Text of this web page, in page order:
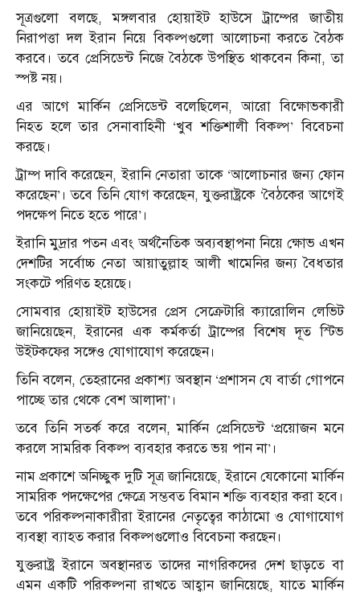
সূত্রগুলো বলছে, মঙ্গলবার হোয়াইট হাউসে ট্রাম্পের জাতীয়
নিরাপত্তা দল ইরান নিয়ে বিকল্পগুলো আলোচনা করতে বৈঠক
করবে। তবে প্রেসিডেন্ট নিজে বৈঠকে উপস্থিত থাকবেন কিনা, তা
স্পষ্ট নয়।
এর আগে মার্কিন প্রেসিডেন্ট বলেছিলেন, আরো বিক্ষোভকারী
নিহত হলে তার সেনাবাহিনী ‘খুব শক্তিশালী বিকল্প’ বিবেচনা
করছে।
ট্রাম্প দাবি করেছেন, ইরানি নেতারা তাকে ‘আলোচনার জন্য ফোন
করেছেন’। তবে তিনি যোগ করেছেন, যুক্তরাষ্ট্রকে ‘বৈঠকের আগেই
পদক্ষেপ নিতে হতে পারে’।
ইরানি মুদ্রার পতন এবং অর্থনৈতিক অব্যবস্থাপনা নিয়ে ক্ষোভ এখন
দেশটির সর্বোচ্চ নেতা আয়াতুল্লাহ আলী খামেনির জন্য বৈধতার
সংকটে পরিণত হয়েছে।
সোমবার হোয়াইট হাউসের প্রেস সেক্রেটারি ক্যারোলিন লেভিট
জানিয়েছেন, ইরানের এক কর্মকর্তা ট্রাম্পের বিশেষ দূত স্টিভ
উইটকফের সঙ্গেও যোগাযোগ করেছেন।
তিনি বলেন, তেহরানের প্রকাশ্য অবস্থান ‘প্রশাসন যে বার্তা গোপনে
পাচ্ছে তার থেকে বেশ আলাদা’।
তবে তিনি সতর্ক করে বলেন, মার্কিন প্রেসিডেন্ট ‘প্রয়োজন মনে
করলে সামরিক বিকল্প ব্যবহার করতে ভয় পান না’।
নাম প্রকাশে অনিচ্ছুক দুটি সূত্র জানিয়েছে, ইরানে যেকোনো মার্কিন
সামরিক পদক্ষেপের ক্ষেত্রে সম্ভবত বিমান শক্তি ব্যবহার করা হবে।
তবে পরিকল্পনাকারীরা ইরানের নেতৃত্বের কাঠামো ও যোগাযোগ
ব্যবস্থা ব্যাহত করার বিকল্পগুলোও বিবেচনা করছেন।
যুক্তরাষ্ট্র ইরানে অবস্থানরত তাদের নাগরিকদের দেশ ছাড়তে বা
এমন একটি পরিকল্পনা রাখতে আহ্বান জানিয়েছে, যাতে মার্কিন